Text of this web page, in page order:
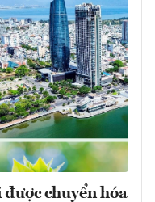
chuyển hóa